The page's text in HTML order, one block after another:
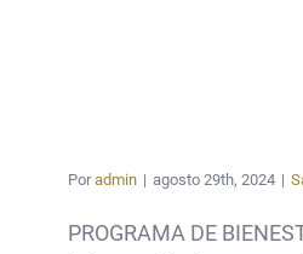
Poradmin | agosto 29th, 2024 |
PROGRAMA DE